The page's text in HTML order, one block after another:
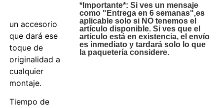
un accesorio
que dará ese
toque de
originalidad a
cualquier
montaje.
Tiempo de
*Importante*: Si ves un mensaje
como "Entrega en 6 semanas",es
aplicable solo si NO tenemos el
artículo disponible. Si ves que el
artículo está en existencia, el envío
es inmediato y tardará solo lo que
la paquetería considere.